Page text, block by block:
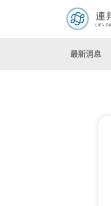
最新消息